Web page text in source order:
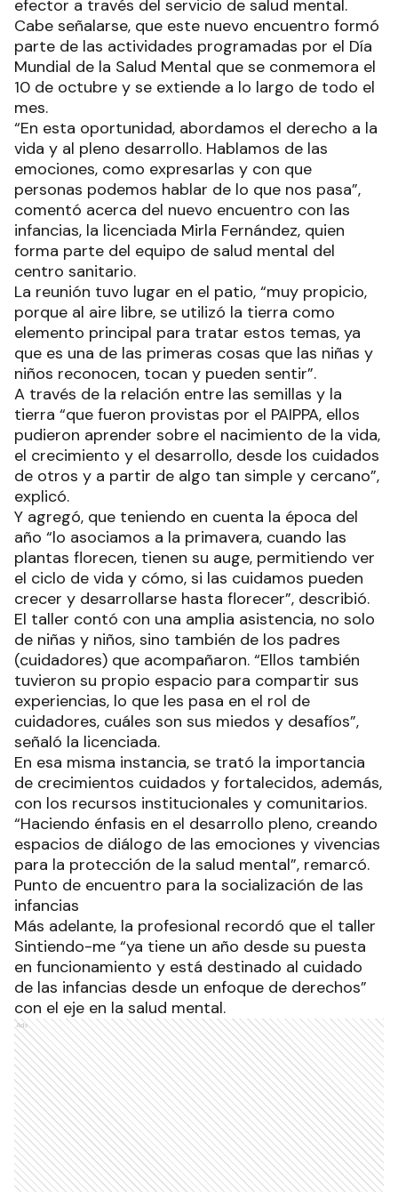
efector a través del servicio de salud mental.
Cabe señalarse, que este nuevo encuentro formó
parte de las actividades programadas por el Día
Mundial de la Salud Mental que se conmemora el
10 de octubre y se extiende a lo largo de todo el
mes.
“En esta oportunidad, abordamos el derecho a la
vida y al pleno desarrollo. Hablamos de las
emociones, como expresarlas y con que
personas podemos hablar de lo que nos pasa”,
comentó acerca del nuevo encuentro con las
infancias, la licenciada Mirla Fernández, quien
forma parte del equipo de salud mental del
centro sanitario.
La reunión tuvo lugar en el patio, “muy propicio,
porque al aire libre, se utilizó la tierra como
elemento principal para tratar estos temas, ya
que es una de las primeras cosas que las niñas y
niños reconocen, tocan y pueden sentir”.
A través de la relación entre las semillas y la
tierra “que fueron provistas por el PAIPPA, ellos
pudieron aprender sobre el nacimiento de la vida,
el crecimiento y el desarrollo, desde los cuidados
de otros y a partir de algo tan simple y cercano”,
explicó.
Y agregó, que teniendo en cuenta la época del
año “lo asociamos a la primavera, cuando las
plantas florecen, tienen su auge, permitiendo ver
el ciclo de vida y cómo, si las cuidamos pueden
crecer y desarrollarse hasta florecer”, describió.
El taller contó con una amplia asistencia, no solo
de niñas y niños, sino también de los padres
(cuidadores) que acompañaron. “Ellos también
tuvieron su propio espacio para compartir sus
experiencias, lo que les pasa en el rol de
cuidadores, cuáles son sus miedos y desafíos”,
señaló la licenciada.
En esa misma instancia, se trató la importancia
de crecimientos cuidados y fortalecidos, además,
con los recursos institucionales y comunitarios.
“Haciendo énfasis en el desarrollo pleno, creando
espacios de diálogo de las emociones y vivencias
para la protección de la salud mental”, remarcó.
Punto de encuentro para la socialización de las
infancias
Más adelante, la profesional recordó que el taller
Sintiendo-me “ya tiene un año desde su puesta
en funcionamiento y está destinado al cuidado
de las infancias desde un enfoque de derechos”
con el eje en la salud mental.
Ads